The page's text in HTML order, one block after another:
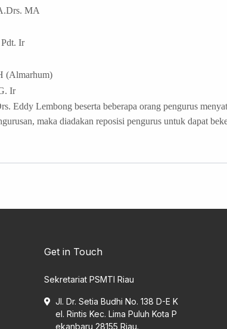
MA
Ir
(Almarhum)
Ir
Eddy Lembong beserta beberapa orang pengurus
maka diadakan reposisi pengurus untuk dapat
Get in Touch
Sekretariat PSMTI Riau
Jl. Dr. Setia Budhi No. 138 D-E K
el. Rintis Kec. Lima Puluh Kota P
ekanbaru 28155 Riau.